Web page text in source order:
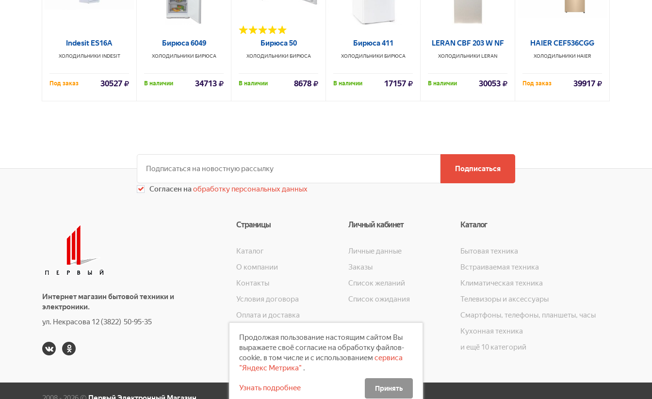
Indesit ES16A
ХОЛОДИЛЬНИКИ INDESIT
Под заказ 30527
Бирюса 6049
ХОЛОДИЛЬНИКИ БИРЮСА
В наличии 34713
Бирюса 50
ХОЛОДИЛЬНИКИ БИРЮСА
В наличии 8678
Бирюса 411
ХОЛОДИЛЬНИКИ БИРЮСА
В наличии 17157
LERAN CBF 203 W NF
ХОЛОДИЛЬНИКИ LERAN
В наличии 30053
HAIER CEF536CGG
ХОЛОДИЛЬНИКИ HAIER
Под заказ 39917
Подписаться
Согласен наобработку персональных данных
Интернет магазин бытовой техники и
электроники.
ул. Некрасова 12 (3822) 50-95-35
Страницы
Каталог
О компании
Контакты
Условия договора
Оплата и доставка
Скидки
Личный кабинет
Личные данные
Заказы
Список желаний
Список ожидания
Каталог
Бытовая техника
Встраиваемая техника
Климатическая техника
Телевизоры и аксессуары
Смартфоны, телефоны, планшеты, часы
Кухонная техника
и ещё 10 категорий
Продолжая пользование настоящим сайтом Вы
выражаете своё согласие на обработку файлов-
cookie, в том числе и с использованием сервиса
"Яндекс Метрика" .
Узнать подробнее Принять